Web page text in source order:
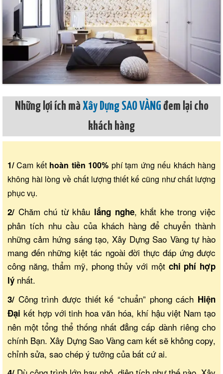
Những lợi ích mà Xây Dựng SAO VÀNG đem lại cho
khách hàng
1/Cam kết hoàn tiền 100% phí tạm ứng nếu khách hàng
không hài lòng về chất lượng thiết kế cũng như chất lượng
phục vụ.
2/ Chăm chú từ khâu lắng nghe, khắt khe trong việc
phân tích nhu cầu của khách hàng để chuyển thành
những cảm hứng sáng tạo, Xây Dựng Sao Vàng tự hào
mang đến những kiệt tác ngoài đời thực đáp ứng được
công năng, thẩm mỹ, phong thủy với một chi phí hợp
lý nhất.
3/ Công trình được thiết kế “chuẩn” phong cách Hiện
Đại kết hợp với tinh hoa văn hóa, khí hậu việt Nam tạo
nên một tổng thể thống nhất đẳng cấp dành riêng cho
chính Bạn. Xây Dựng Sao Vàng cam kết sẽ không copy,
chỉnh sửa, sao chép ý tưởng của bất cứ ai.